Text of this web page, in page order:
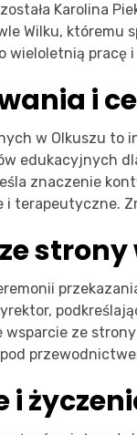
Karolina
Wilku, któremu
wieloletnią pracę
i
w Olkuszu
edukacyjnych
znaczenie
i terapeutyczne.
wsparcie ze
i